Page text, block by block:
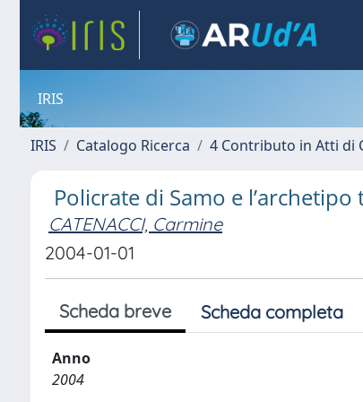
IRIS
IRIS Catalogo Ricerca 4 Contributo in Atti di
Policrate di Samo e
CATENACCI, Carmine
2004-01-01
Scheda breve Scheda completa
Anno
2004